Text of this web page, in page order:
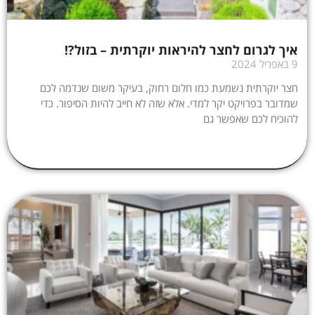
איך לגרום לחצר להיראות יוקרתית – בזול?!
9 באפריל 2024
חצר יוקרתית נשמעת כמו חלום רחוק, בעיקר משום שנדמה לכם
שמדובר בפרויקט יקר למדי. אלא שזה לא חייב להיות הסיפור. כדי
להוכיח לכם שאפשר גם